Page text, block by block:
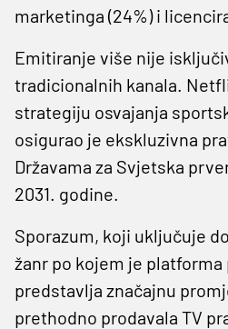
marketinga (24%) i
Emitiranje više nije
tradicionalnih kanala.
strategiju osvajanja
osigurao je ekskluzivna
Državama za Svjetska
2031. godine.
Sporazum, koji uključuje
žanr po kojem je
predstavlja značajnu
prethodno prodavala TV